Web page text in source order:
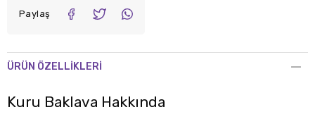
Paylaş
ÜRÜN ÖZELLIKLERI
Kuru Baklava Hakkında